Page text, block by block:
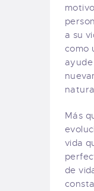
a su
como
Más
vida
de